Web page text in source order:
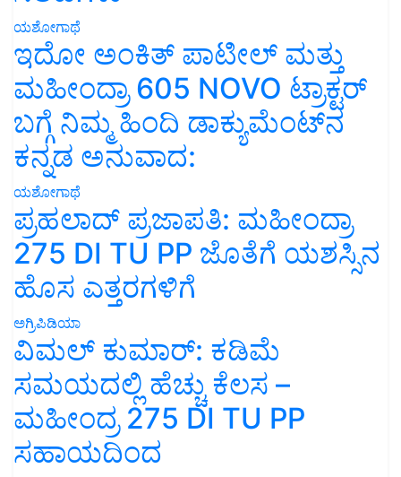
ಯಶೋಗಾಥೆ
ಇದೋ ಅಂಕಿತ್ ಪಾಟೀಲ್ ಮತ್ತು
ಮಹೀಂದ್ರಾ 605 NOVO ಟ್ರಾಕ್ಟರ್
ಬಗ್ಗೆ ನಿಮ್ಮ ಹಿಂದಿ ಡಾಕ್ಯುಮೆಂಟ್‌ನ
ಕನ್ನಡ ಅನುವಾದ:
ಯಶೋಗಾಥೆ
ಪ್ರಹಲಾದ್ ಪ್ರಜಾಪತಿ: ಮಹೀಂದ್ರಾ
275 DI TU PP ಜೊತೆಗೆ ಯಶಸ್ಸಿನ
ಹೊಸ ಎತ್ತರಗಳಿಗೆ
ಅಗ್ರಿಪಿಡಿಯಾ
ವಿಮಲ್ ಕುಮಾರ್: ಕಡಿಮೆ
ಸಮಯದಲ್ಲಿ ಹೆಚ್ಚು ಕೆಲಸ –
ಮಹೀಂದ್ರ 275 DI TU PP
ಸಹಾಯದಿಂದ